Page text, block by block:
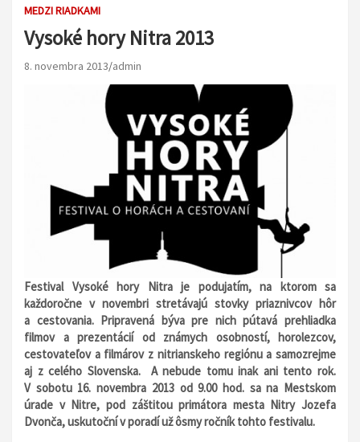
MEDZI RIADKAMI
Vysoké hory Nitra 2013
8. novembra 2013 admin
Festival Vysoké hory Nitra je podujatím, na ktorom sa
každoročne v novembri stretávajú stovky priaznivcov hôr
a cestovania. Pripravená býva pre nich pútavá prehliadka
filmov a prezentácií od známych osobností, horolezcov,
cestovateľov a filmárov z nitrianskeho regiónu a samozrejme
aj z celého Slovenska. A nebude tomu inak ani tento rok.
V sobotu 16. novembra 2013 od 9.00 hod. sa na Mestskom
úrade v Nitre, pod záštitou primátora mesta Nitry Jozefa
Dvonča, uskutoční v poradí už ôsmy ročník tohto festivalu.